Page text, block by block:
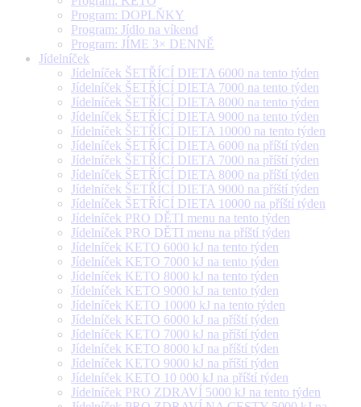
Program: DOPLŇKY
Program: Jídlo na víkend
Program: JÍME 3× DENNĚ
Jídelníček
Jídelníček ŠETŘÍCÍ DIETA 6000 na tento týden
Jídelníček ŠETŘÍCÍ DIETA 7000 na tento týden
Jídelníček ŠETŘÍCÍ DIETA 8000 na tento týden
Jídelníček ŠETŘÍCÍ DIETA 9000 na tento týden
Jídelníček ŠETŘÍCÍ DIETA 10000 na tento týden
Jídelníček ŠETŘÍCÍ DIETA 6000 na příští týden
Jídelníček ŠETŘÍCÍ DIETA 7000 na příští týden
Jídelníček ŠETŘÍCÍ DIETA 8000 na příští týden
Jídelníček ŠETŘÍCÍ DIETA 9000 na příští týden
Jídelníček ŠETŘÍCÍ DIETA 10000 na příští týden
Jídelníček PRO DĚTI menu na tento týden
Jídelníček PRO DĚTI menu na příští týden
Jídelníček KETO 6000 kJ na tento týden
Jídelníček KETO 7000 kJ na tento týden
Jídelníček KETO 8000 kJ na tento týden
Jídelníček KETO 9000 kJ na tento týden
Jídelníček KETO 10000 kJ na tento týden
Jídelníček KETO 6000 kJ na příští týden
Jídelníček KETO 7000 kJ na příští týden
Jídelníček KETO 8000 kJ na příští týden
Jídelníček KETO 9000 kJ na příští týden
Jídelníček KETO 10 000 kJ na příští týden
Jídelníček PRO ZDRAVÍ 5000 kJ na tento týden